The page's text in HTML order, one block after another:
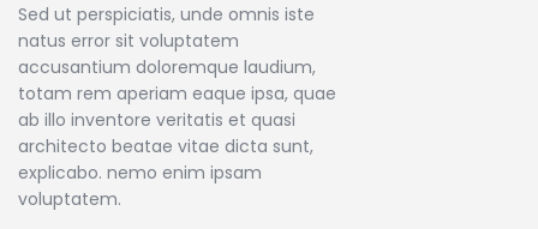
Sed ut perspiciatis, unde omnis iste
natus error sit voluptatem
accusantium doloremque laudium,
totam rem aperiam eaque ipsa, quae
ab illo inventore veritatis et quasi
architecto beatae vitae dicta sunt,
explicabo. nemo enim ipsam
voluptatem.